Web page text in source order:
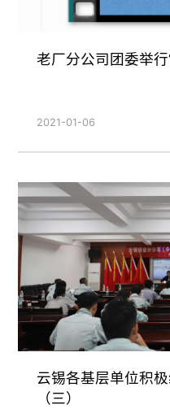
老厂分公司团委举
2021-01-06
云锡各基层单位积
（三）